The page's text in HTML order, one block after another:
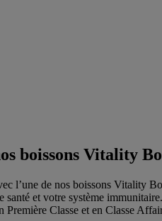
boissons Vitality
l’une de nos boissons Vitality
et votre système
Classe et en Classe